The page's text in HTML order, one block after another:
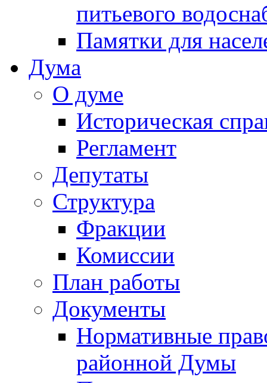
питьевого
Памятки для
Дума
О думе
Историческая
Регламент
Депутаты
Структура
Фракции
Комиссии
План работы
Документы
Нормативные
районной Думы